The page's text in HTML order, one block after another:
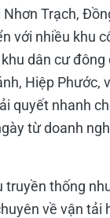
Trạch,
với nhiều khu
dân cư đông
Hiệp Phước,
quyết nhanh
từ doanh
truyền thống
về vận tải